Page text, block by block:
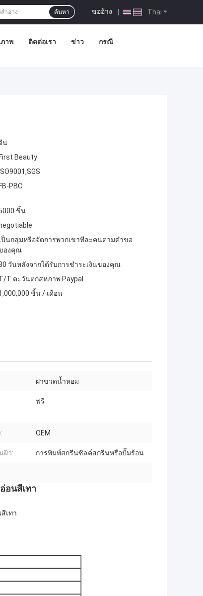
Thai
ขออ้าง |
ค้นหา
าพ ติดต่อเรา ข่าว กรณี
น
First Beauty
ISO9001,SGS
FB-PBC
ชิ้น
ป็นกลุ่มหรือจัดการพวกเขาทีละคนตามคำขอ
องคุณ
วันหลังจากได้รับการชำระเงินของคุณ
T ตะวันตกสหภาพ Paypal
ชิ้น / เดือน
ฝาขวดน้ำหอม
ฟรี
OEM
ผิว: การพิมพ์สกรีนซิลค์สกรีนหรือปั๊มร้อน
อนสีเทา
เทา